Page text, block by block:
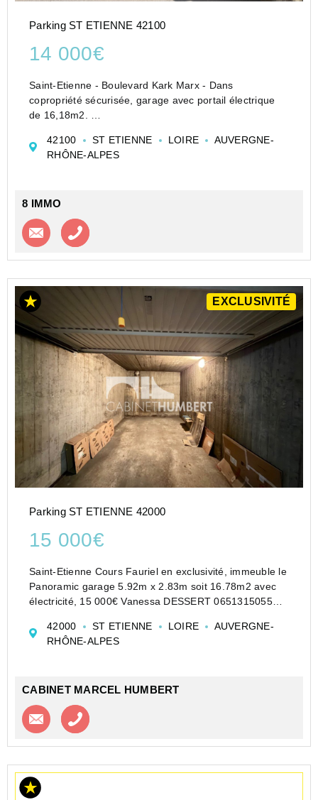
Parking ST ETIENNE 42100
14 000€
Saint-Etienne - Boulevard Kark Marx - Dans
copropriété sécurisée, garage avec portail électrique
de 16,18m2.
0477290592
Les informations sur les risques auxquels ce bien est
42100 ST ETIENNE LOIRE
AUVERGNE-
RHÔNE-ALPES
8 IMMO
Contacter l'agence
EXCLUSIVITÉ
Parking ST ETIENNE 42000
15 000€
Saint-Etienne Cours Fauriel en exclusivité, immeuble le
Panoramic garage 5.92m x 2.83m soit 16.78m2 avec
électricité, 15 000€ Vanessa DESSERT 0651315055
Les informations sur les risques auxquels ce bien est
expo...
42000 ST ETIENNE LOIRE
AUVERGNE-
RHÔNE-ALPES
CABINET MARCEL HUMBERT
Contacter l'agence